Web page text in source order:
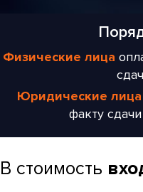
Физические лица
Юридические лица
факту
В стоимость